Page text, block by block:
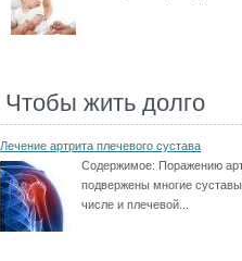
Чтобы жить долго
Лечение артрита плечевого сустава
Содержимое: Поражению
подвержены многие
числе и плечевой...